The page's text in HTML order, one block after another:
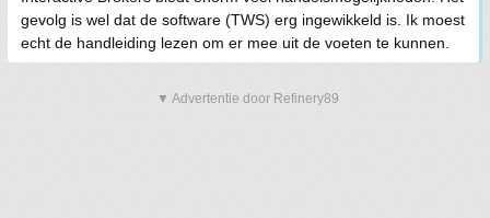
gevolg is wel dat de software (TWS) erg ingewikkeld is. Ik moest
echt de handleiding lezen om er mee uit de voeten te kunnen.
▼ Advertentie door Refinery89